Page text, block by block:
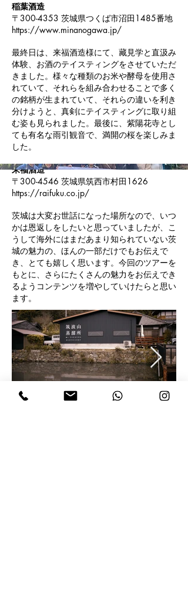
稲葉酒造
〒300-4353 茨城県つくば市沼田1485番地
https://www.minanogawa.jp/
最終日は、来福酒造様にて、藏見学と直汲み
体験、お酒のテイスティングをさせていただ
きました。様々な種類のお米や酵母を使用さ
れていて、それらを組み合わせることで多く
の銘柄が生まれていて、それらの違いを利き
分けようと、真剣にテイスティングに取り組
む姿も見られました。最後に、紫陽花寺とし
ても有名な雨引観音で、満開の桜を楽しみま
した。
来福酒造
〒300-4546 茨城県筑西市村田1626
https://raifuku.co.jp/
茨城は大変お世話になった場所なので、いつ
かは恩返しをしたいと思っていましたが、こ
うして海外にはまだあまり知られていない茨
城の魅力の、ほんの一部だけでもお伝えで
き、とても嬉しく思います。今回のツアーを
もとに、さらにたくさんの魅力をお伝えでき
るようコンテンツを増やしていけたらと思い
ます。